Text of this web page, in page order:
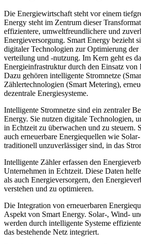
Die Energiewirtschaft steht vor einem
Energy steht im Zentrum dieser
effizientere, umweltfreundlichere und
Energieversorgung. Smart Energy bezieht
digitaler Technologien zur Optimierung der
verteilung und -nutzung. Im Kern geht es
Energieinfrastruktur durch den Einsatz von
Dazu gehören intelligente Stromnetze
Zählertechnologien (Smart Metering),
dezentrale Energiesysteme.
Intelligente Stromnetze sind ein zentraler
Energy. Sie nutzen digitale Technologien,
in Echtzeit zu überwachen und zu steuern.
auch erneuerbare Energiequellen wie
traditionell unzuverlässiger sind, in das
Intelligente Zähler erfassen den
Unternehmen in Echtzeit. Diese Daten
als auch Energieversorgern, den
verstehen und zu optimieren.
Die Integration von erneuerbaren
Aspekt von Smart Energy. Solar-, Wind-
werden durch intelligente Systeme
das bestehende Netz integriert.